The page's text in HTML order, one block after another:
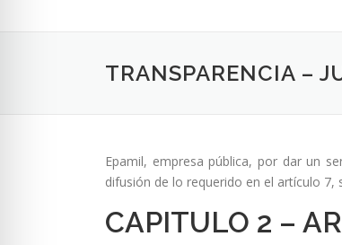
TRANSPARENCIA –
Epamil, empresa pública, por dar un
difusión de lo requerido en el artículo
CAPITULO 2 –